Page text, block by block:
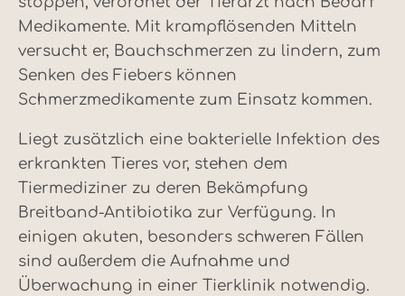
Medikamente. Mit krampflösenden Mitteln
versucht er, Bauchschmerzen zu lindern, zum
Senken des Fiebers können
Schmerzmedikamente zum Einsatz kommen.
Liegt zusätzlich eine bakterielle Infektion des
erkrankten Tieres vor, stehen dem
Tiermediziner zu deren Bekämpfung
Breitband-Antibiotika zur Verfügung. In
einigen akuten, besonders schweren Fällen
sind außerdem die Aufnahme und
Überwachung in einer Tierklinik notwendig.